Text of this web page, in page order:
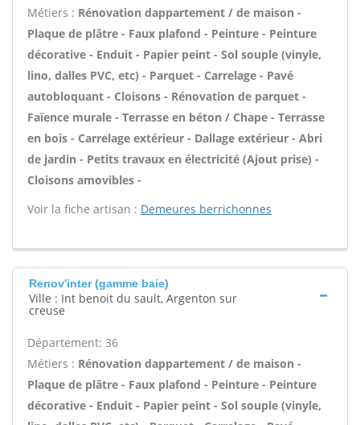
Métiers : Rénovation dappartement / de maison -
Plaque de plâtre - Faux plafond - Peinture - Peinture
décorative - Enduit - Papier peint - Sol souple (vinyle,
lino, dalles PVC, etc) - Parquet - Carrelage - Pavé
autobloquant - Cloisons - Rénovation de parquet -
Faïence murale - Terrasse en béton / Chape - Terrasse
en bois - Carrelage extérieur - Dallage extérieur - Abri
de jardin - Petits travaux en électricité (Ajout prise) -
Cloisons amovibles -
Voir la fiche artisan : Demeures berrichonnes
Renov'inter (gamme baie)
Ville : Int benoit du sault, Argenton sur
creuse
Département: 36
Métiers : Rénovation dappartement / de maison -
Plaque de plâtre - Faux plafond - Peinture - Peinture
décorative - Enduit - Papier peint - Sol souple (vinyle,